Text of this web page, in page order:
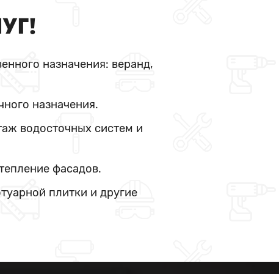
назначения: веранд,
назначения.
водосточных систем и
фасадов.
плитки и другие